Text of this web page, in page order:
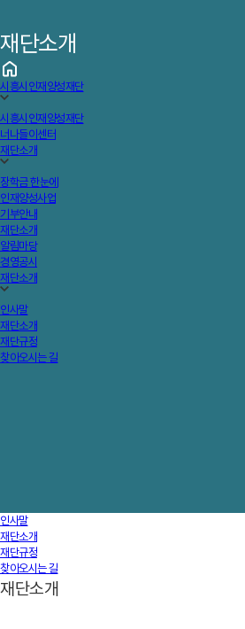
재단소개
시흥시인재양성재단
시흥시인재양성재단
너나들이센터
재단소개
장학금 한눈에
인재양성사업
기부안내
재단소개
알림마당
경영공시
재단소개
인사말
재단소개
재단규정
찾아오시는 길
인사말
재단소개
재단규정
찾아오시는 길
재단소개